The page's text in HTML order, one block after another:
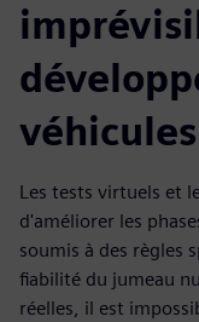
Les tests virtuels et
d'améliorer les
soumis à des règles
fiabilité du jumeau
réelles, il est